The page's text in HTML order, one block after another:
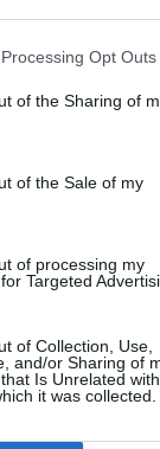
Opt Outs
of the Sharing of
of the Sale of my
of processing my
Targeted
of Collection, Use,
and/or Sharing of
Is Unrelated
it was collected.
06., csütörtök